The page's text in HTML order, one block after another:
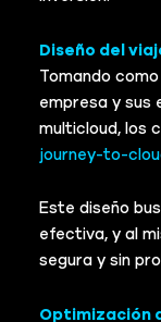
Diseño del
Tomando
empresa y sus
multicloud, los
journey-to-
Este diseño
efectiva, y al
segura y sin
Optimización